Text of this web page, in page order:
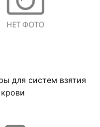
для систем взятия